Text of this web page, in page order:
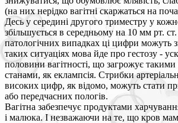
(на них нерідко вагітні скаржаться на
Десь у середині другого триместру у
збільшується в середньому на 10 мм рт.
патологічних випадках ці цифри можуть
таких ситуаціях мова йде про гестозу -
половини вагітності, що загрожує
станами, як еклампсія. Стрибки
високих цифр, як відомо, можуть стати
або передчасних пологів.
Вагітна забезпечує продуктами
і малюка. І незважаючи на те, що кров